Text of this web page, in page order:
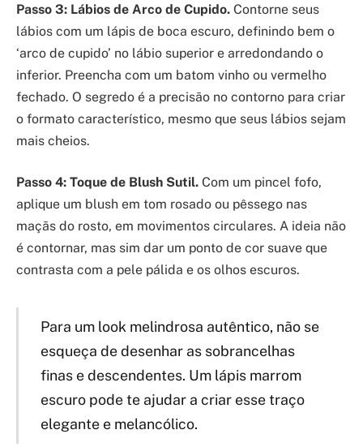
Passo 3: Lábios de Arco de Cupido. Contorne seus
lábios com um lápis de boca escuro, definindo bem o
‘arco de cupido’ no lábio superior e arredondando o
inferior. Preencha com um batom vinho ou vermelho
fechado. O segredo é a precisão no contorno para criar
o formato característico, mesmo que seus lábios sejam
mais cheios.
Passo 4: Toque de Blush Sutil. Com um pincel fofo,
aplique um blush em tom rosado ou pêssego nas
maçãs do rosto, em movimentos circulares. A ideia não
é contornar, mas sim dar um ponto de cor suave que
contrasta com a pele pálida e os olhos escuros.
Para um look melindrosa autêntico, não se
esqueça de desenhar as sobrancelhas
finas e descendentes. Um lápis marrom
escuro pode te ajudar a criar esse traço
elegante e melancólico.